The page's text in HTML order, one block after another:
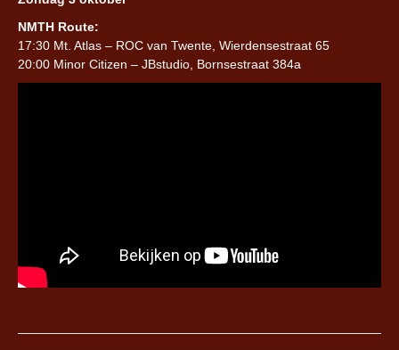
NMTH Route:
17:30 Mt. Atlas – ROC van Twente, Wierdensestraat 65
20:00 Minor Citizen – JBstudio, Bornsestraat 384a